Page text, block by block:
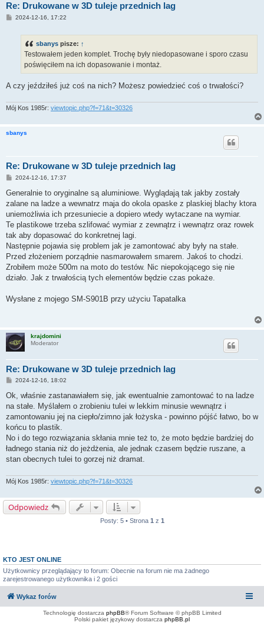
Re: Drukowane w 3D tuleje przednich lag
P2024-12-16, 17:22
sbanys pisze: ↑
Testowałem jeden komplet. Trochę były niedopasowane i sporo czasu
poświęciłem na ich dopasowanie i montaż.
A czy jeździłeś już coś na nich? Możesz powiedzieć coś o trwałości?
Mój Kos 1985r: viewtopic.php?f=71&t=30326
sbanys
Re: Drukowane w 3D tuleje przednich lag
P
s
2024-12-16, 17:37
Generalnie to oryginalne są aluminiowe. Wyglądają tak jakby zostały
zalane na ladze a wewnatrz maja do okola opaske z plaskiej blachy ktora
uniemożliwia ich przesuniecie a dopiero wtedy wytaczane na wymiar.
Te plastikowe trzeba szlifować wymiar z zewnątrz i wewnątrz oraz rowek
tak aby dopasować do konkretnej lagi.
Następnie pojawia się problem jak je zamontować aby były na stałe.
Przed złożeniem porządnie nasmarowałem smarem. Jakoś to chodzi.
Zrobiłem może 500m na moto do testów. Nic niepokojącego się nie
działo. Jak z trwałością tych elementów będzie czas pokaże.
Wysłane z mojego SM-S901B przy użyciu Tapatalka
krajdomini
Moderator
Re: Drukowane w 3D tuleje przednich lag
P
s
2024-12-16, 18:02
Ok, właśnie zastanawiałem się, jak ewentualnie zamontować to na ladze
na stałe. Myślałem o zrobieniu tulei w lekkim minusie wewnątrz i
zamontowaniu jej na ciepło/zimno jak łożyska - powinno pójść łatwo, bo w
końcu to plastik.
No i do tego rozwiązania skłania mnie też to, że moto będzie bardziej do
ładnego stania niż do jeżdżenia, ale jednak czasem będzie ruszane, a
stan obecnych tulei to gorzej niż dramat.
Mój Kos 1985r: viewtopic.php?f=71&t=30326
Odpowiedz
Posty: 5 • Strona 1 z 1
KTO JEST ONLINE
Użytkownicy przeglądający to forum: Obecnie na forum nie ma żadnego
zarejestrowanego użytkownika i 2 gości
Wykaz forów
Technologię dostarcza phpBB® Forum Software © phpBB Limited
Polski pakiet językowy dostarcza phpBB.pl